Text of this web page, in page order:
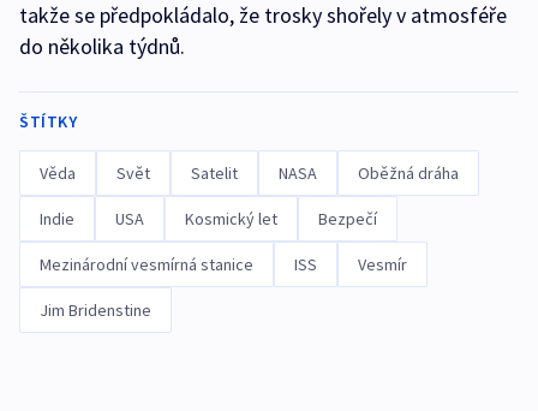
takže se předpokládalo, že trosky shořely v atmosféře
do několika týdnů.
ŠTÍTKY
Věda Svět Satelit NASA Oběžná dráha
Indie USA Kosmický let Bezpečí
Mezinárodní vesmírná stanice ISS Vesmír
Jim Bridenstine